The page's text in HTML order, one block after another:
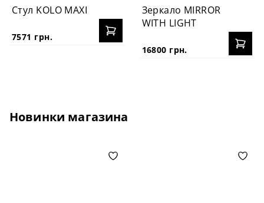
Стул KOLO MAXI
7571 грн.
Зеркало MIRROR
WITH LIGHT
16800 грн.
Новинки магазина